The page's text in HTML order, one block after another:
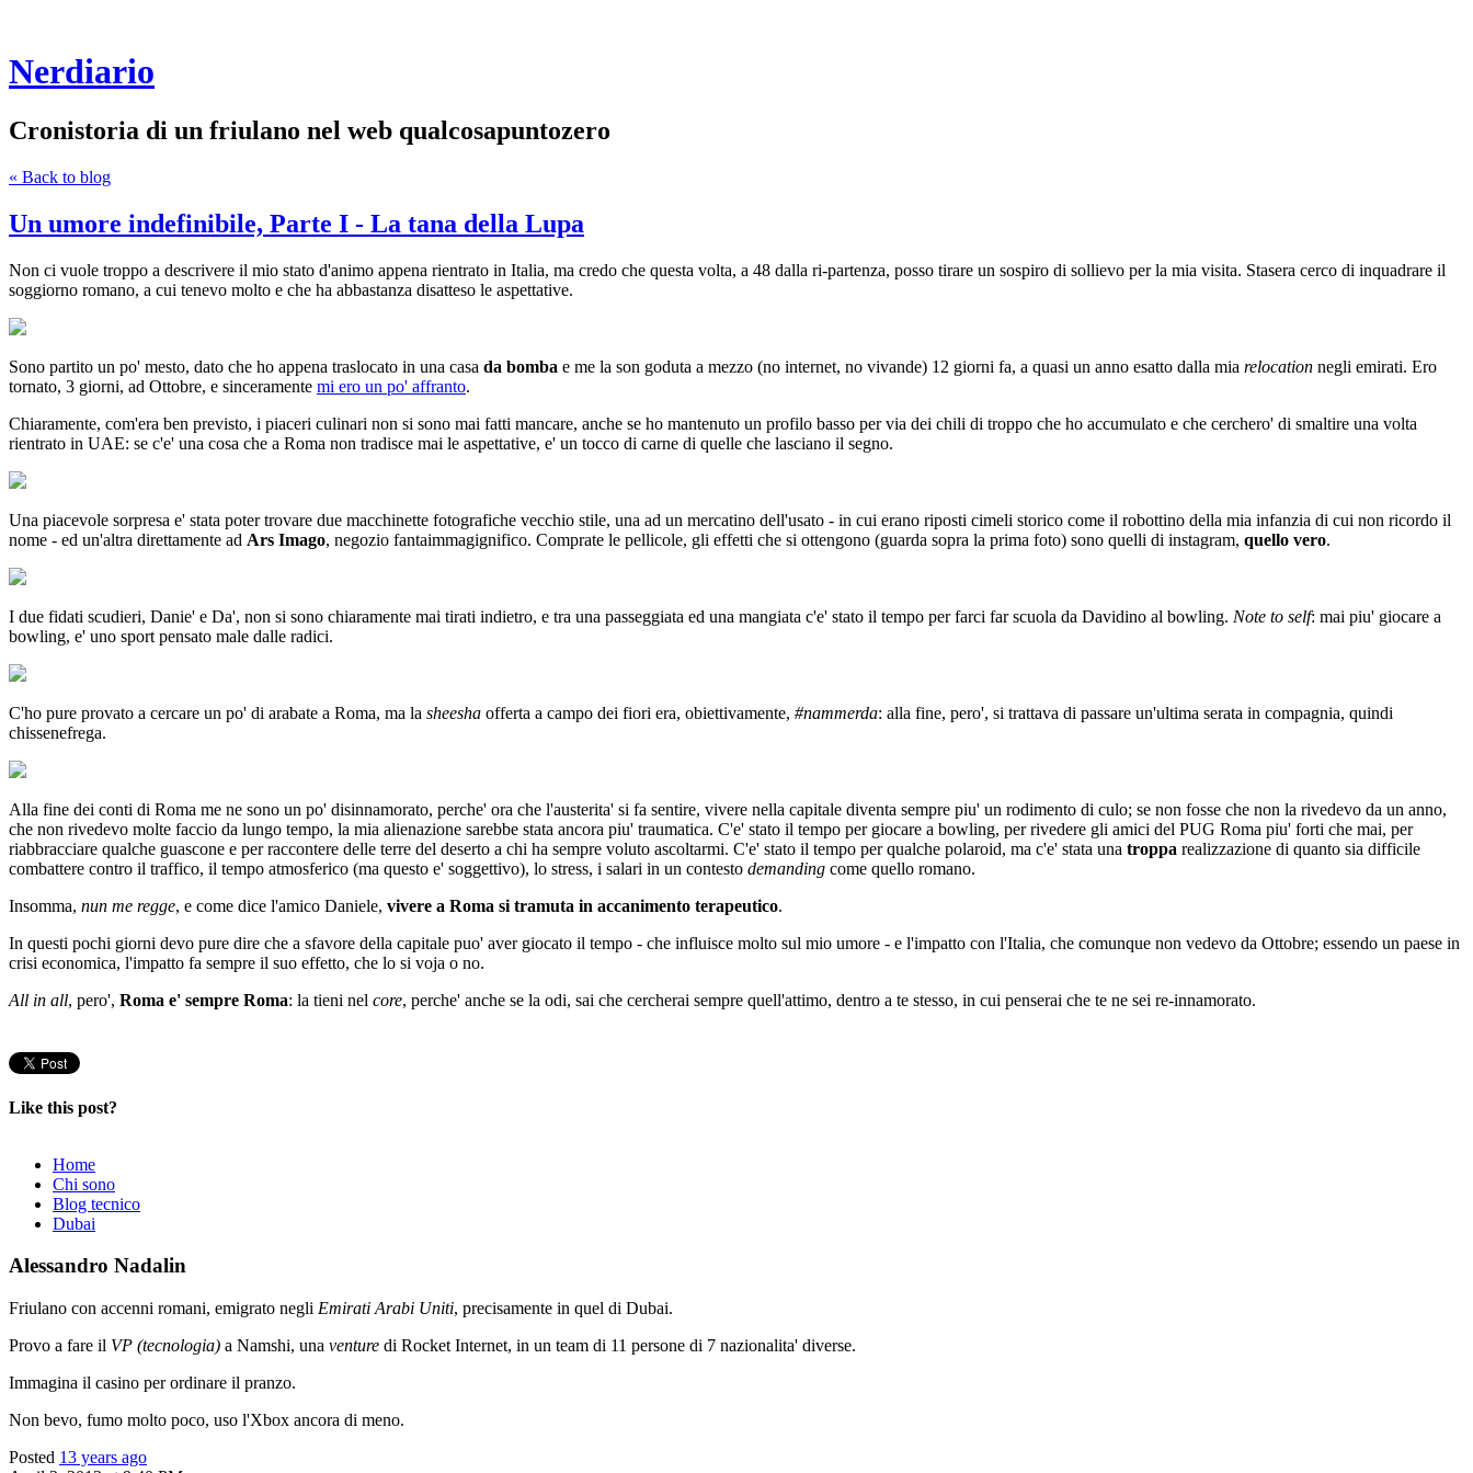
Nerdiario
Cronistoria di un friulano nel web qualcosapuntozero
« Back to blog
Un umore indefinibile, Parte I - La tana della Lupa
Non ci vuole troppo a descrivere il mio stato d'animo appena rientrato in Italia, ma credo che questa volta, a 48 dalla ri-partenza, posso tirare un sospiro di sollievo per la mia visita. Stasera cerco di inquadrare il
soggiorno romano, a cui tenevo molto e che ha abbastanza disatteso le aspettative.
Sono partito un po' mesto, dato che ho appena traslocato in una casa da bomba e me la son goduta a mezzo (no internet, no vivande) 12 giorni fa, a quasi un anno esatto dalla mia relocation negli emirati. Ero
tornato, 3 giorni, ad Ottobre, e sinceramente mi ero un po' affranto.
Chiaramente, com'era ben previsto, i piaceri culinari non si sono mai fatti mancare, anche se ho mantenuto un profilo basso per via dei chili di troppo che ho accumulato e che cerchero' di smaltire una volta
rientrato in UAE: se c'e' una cosa che a Roma non tradisce mai le aspettative, e' un tocco di carne di quelle che lasciano il segno.
Una piacevole sorpresa e' stata poter trovare due macchinette fotografiche vecchio stile, una ad un mercatino dell'usato - in cui erano riposti cimeli storico come il robottino della mia infanzia di cui non ricordo il
nome - ed un'altra direttamente ad Ars Imago, negozio fantaimmagignifico. Comprate le pellicole, gli effetti che si ottengono (guarda sopra la prima foto) sono quelli di instagram, quello vero.
I due fidati scudieri, Danie' e Da', non si sono chiaramente mai tirati indietro, e tra una passeggiata ed una mangiata c'e' stato il tempo per farci far scuola da Davidino al bowling. Note to self: mai piu' giocare a
bowling, e' uno sport pensato male dalle radici.
C'ho pure provato a cercare un po' di arabate a Roma, ma la sheesha offerta a campo dei fiori era, obiettivamente, #nammerda: alla fine, pero', si trattava di passare un'ultima serata in compagnia, quindi
chissenefrega.
Alla fine dei conti di Roma me ne sono un po' disinnamorato, perche' ora che l'austerita' si fa sentire, vivere nella capitale diventa sempre piu' un rodimento di culo; se non fosse che non la rivedevo da un anno,
che non rivedevo molte faccio da lungo tempo, la mia alienazione sarebbe stata ancora piu' traumatica. C'e' stato il tempo per giocare a bowling, per rivedere gli amici del PUG Roma piu' forti che mai, per
riabbracciare qualche guascone e per raccontere delle terre del deserto a chi ha sempre voluto ascoltarmi. C'e' stato il tempo per qualche polaroid, ma c'e' stata una troppa realizzazione di quanto sia difficile
combattere contro il traffico, il tempo atmosferico (ma questo e' soggettivo), lo stress, i salari in un contesto demanding come quello romano.
Insomma, nun me regge, e come dice l'amico Daniele, vivere a Roma si tramuta in accanimento terapeutico.
In questi pochi giorni devo pure dire che a sfavore della capitale puo' aver giocato il tempo - che influisce molto sul mio umore - e l'impatto con l'Italia, che comunque non vedevo da Ottobre; essendo un paese in
crisi economica, l'impatto fa sempre il suo effetto, che lo si voja o no.
All in all, pero', Roma e' sempre Roma: la tieni nel core, perche' anche se la odi, sai che cercherai sempre quell'attimo, dentro a te stesso, in cui penserai che te ne sei re-innamorato.
Like this post?
Home
Chi sono
Blog tecnico
Dubai
Alessandro Nadalin
Friulano con accenni romani, emigrato negli Emirati Arabi Uniti, precisamente in quel di Dubai.
Provo a fare il VP (tecnologia) a Namshi, una venture di Rocket Internet, in un team di 11 persone di 7 nazionalita' diverse.
Immagina il casino per ordinare il pranzo.
Non bevo, fumo molto poco, uso l'Xbox ancora di meno.
Posted 13 years ago